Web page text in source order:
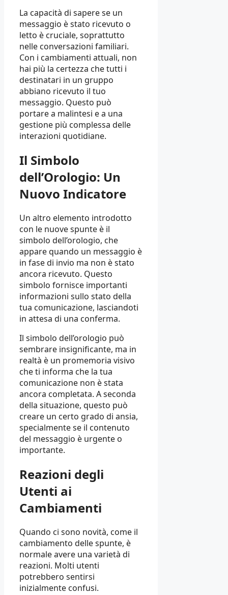
La capacità di sapere se un
messaggio è stato ricevuto o
letto è cruciale, soprattutto
nelle conversazioni familiari.
Con i cambiamenti attuali, non
hai più la certezza che tutti i
destinatari in un gruppo
abbiano ricevuto il tuo
messaggio. Questo può
portare a malintesi e a una
gestione più complessa delle
interazioni quotidiane.
Il Simbolo
dell’Orologio: Un
Nuovo Indicatore
Un altro elemento introdotto
con le nuove spunte è il
simbolo dell’orologio, che
appare quando un messaggio è
in fase di invio ma non è stato
ancora ricevuto. Questo
simbolo fornisce importanti
informazioni sullo stato della
tua comunicazione, lasciandoti
in attesa di una conferma.
Il simbolo dell’orologio può
sembrare insignificante, ma in
realtà è un promemoria visivo
che ti informa che la tua
comunicazione non è stata
ancora completata. A seconda
della situazione, questo può
creare un certo grado di ansia,
specialmente se il contenuto
del messaggio è urgente o
importante.
Reazioni degli
Utenti ai
Cambiamenti
Quando ci sono novità, come il
cambiamento delle spunte, è
normale avere una varietà di
reazioni. Molti utenti
potrebbero sentirsi
inizialmente confusi.